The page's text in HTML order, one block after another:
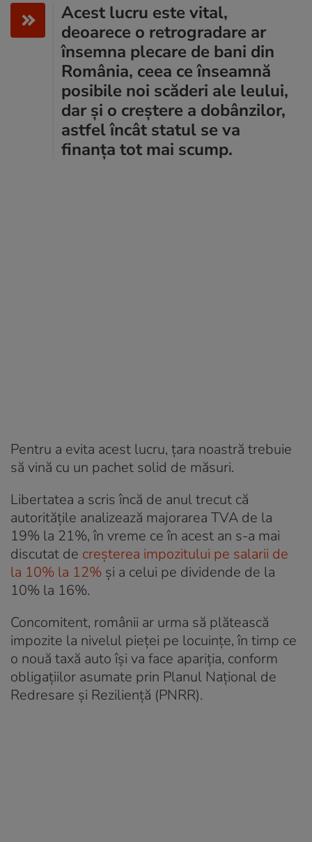
Acest lucru este vital,
deoarece o retrogradare ar
însemna plecare de bani din
România, ceea ce înseamnă
posibile noi scăderi ale leului,
dar și o creștere a dobânzilor,
astfel încât statul se va
finanța tot mai scump.
Pentru a evita acest lucru, țara noastră trebuie
să vină cu un pachet solid de măsuri.
Libertatea a scris încă de anul trecut că
autoritățile analizează majorarea TVA de la
19% la 21%, în vreme ce în acest an s-a mai
discutat de creșterea impozitului pe salarii de
la 10% la 12% și a celui pe dividende de la
10% la 16%.
Concomitent, românii ar urma să plătească
impozite la nivelul pieței pe locuințe, în timp ce
o nouă taxă auto își va face apariția, conform
obligațiilor asumate prin Planul Național de
Redresare și Reziliență (PNRR).